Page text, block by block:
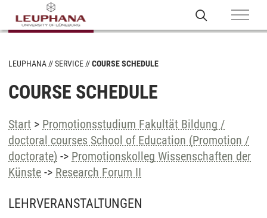
LEUPHANA SERVICE COURSE SCHEDULE
COURSE SCHEDULE
Start > Promotionsstudium Fakultät Bildung /
doctoral courses School of Education (Promotion /
doctorate) -> Promotionskolleg Wissenschaften der
Künste -> Research Forum II
LEHRVERANSTALTUNGEN